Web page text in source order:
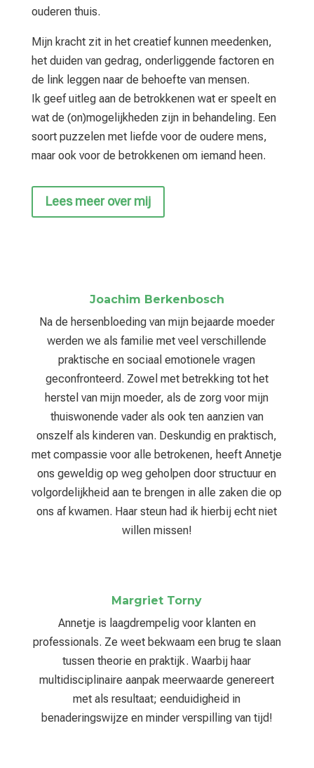
ouderen thuis.
Mijn kracht zit in het creatief kunnen meedenken,
het duiden van gedrag, onderliggende factoren en
de link leggen naar de behoefte van mensen.
Ik geef uitleg aan de betrokkenen wat er speelt en
wat de (on)mogelijkheden zijn in behandeling. Een
soort puzzelen met liefde voor de oudere mens,
maar ook voor de betrokkenen om iemand heen.
Lees meer over mij
Joachim Berkenbosch
Na de hersenbloeding van mijn bejaarde moeder
werden we als familie met veel verschillende
praktische en sociaal emotionele vragen
geconfronteerd. Zowel met betrekking tot het
herstel van mijn moeder, als de zorg voor mijn
thuiswonende vader als ook ten aanzien van
onszelf als kinderen van. Deskundig en praktisch,
met compassie voor alle betrokenen, heeft Annetje
ons geweldig op weg geholpen door structuur en
volgordelijkheid aan te brengen in alle zaken die op
ons af kwamen. Haar steun had ik hierbij echt niet
willen missen!
Margriet Torny
Annetje is laagdrempelig voor klanten en
professionals. Ze weet bekwaam een brug te slaan
tussen theorie en praktijk. Waarbij haar
multidisciplinaire aanpak meerwaarde genereert
met als resultaat; eenduidigheid in
benaderingswijze en minder verspilling van tijd!